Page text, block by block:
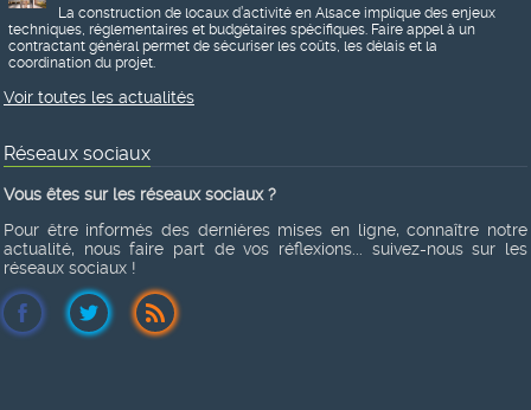
La construction de locaux d’activité en Alsace implique des enjeux
techniques, réglementaires et budgétaires spécifiques. Faire appel à un
contractant général permet de sécuriser les coûts, les délais et la
coordination du projet.
Voir toutes les actualités
Réseaux sociaux
Vous êtes sur les réseaux sociaux ?
Pour être informés des dernières mises en ligne, connaître notre
actualité, nous faire part de vos réflexions... suivez-nous sur les
réseaux sociaux !